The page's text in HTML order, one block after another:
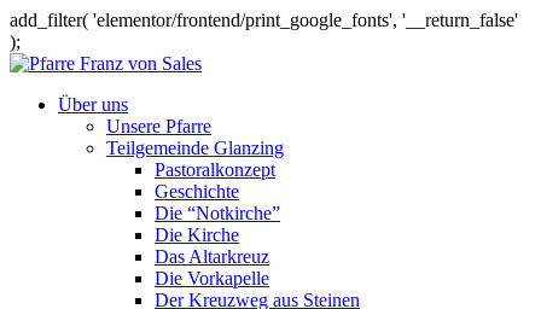
add_filter( 'elementor/frontend/print_google_fonts', '__return_false'
);
Über uns
Unsere Pfarre
Teilgemeinde Glanzing
Pastoralkonzept
Geschichte
Die “Notkirche”
Die Kirche
Das Altarkreuz
Die Vorkapelle
Der Kreuzweg aus Steinen